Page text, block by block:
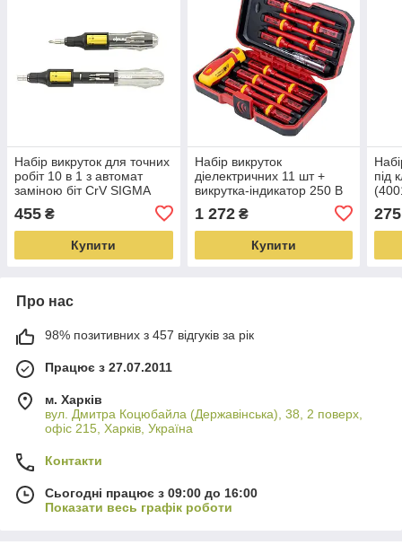
Набір викруток для точних
робіт 10 в 1 з автомат
заміною біт CrV SIGMA
455 ₴
Купити
Набір викруток
діелектричних 11 шт +
викрутка-індикатор 250 В
(4008411)
1 272₴
Купити
під
275
Про нас
98% позитивних з 457 відгуків за рік
Працює з 27.07.2011
м. Харків
вул. Дмитра Коцюбайла (Державінська), 38, 2 поверх,
офіс 215, Харків, Україна
Контакти
Сьогодні працює з 09:00 до 16:00
Показати весь графік роботи